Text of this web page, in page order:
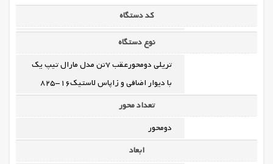
کد دستگاه
نوع دستگاه
تریلی دومحورعقب 7تن مدل مارال تیپ یک
با دیوار اضافی و زاپاس لاستیک16-825
تعداد محور
دومحور
ابعاد